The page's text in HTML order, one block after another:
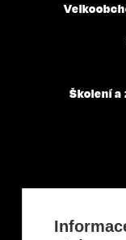
Školení